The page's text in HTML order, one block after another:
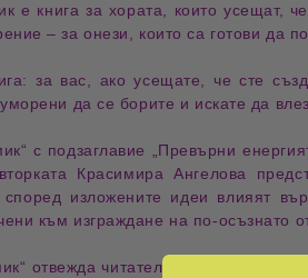
е книга за хората, които усещат,
– за онези, които са готови да
за вас, ако усещате, че сте
да се борите и искате да
с подзаглавие
„Превърни
Красимира Ангелова
изложените идеи влияят
към изграждане на по-осъзнато
отвежда читателя на